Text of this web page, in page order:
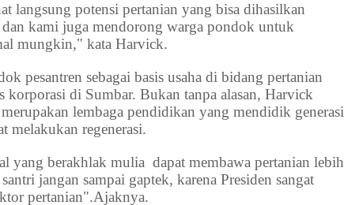
langsung potensi pertanian yang bisa dihasilkan
kami juga mendorong warga pondok untuk
mungkin," kata Harvick.
pesantren sebagai basis usaha di bidang pertanian
korporasi di Sumbar. Bukan tanpa alasan, Harvick
lembaga pendidikan yang mendidik generasi
melakukan regenerasi.
yang berakhlak mulia dapat membawa pertanian lebih
jangan sampai gaptek, karena Presiden sangat
pertanian".Ajaknya.